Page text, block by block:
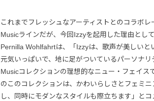
これまでフレッシュなアーティストとのコラボ
Musicラインだが、今回Izzyを起用した理由とし
Pernilla Wohlfahrtは、「Izzyは、歌声が美しいと
元気いっぱいで、地に足がついているパーソナ
Musicコレクションの理想的なニュー・フェイス
のこのコレクションは、かわいらしさとフェミ
し、同時にモダンなスタイルも際立ちます」とコ